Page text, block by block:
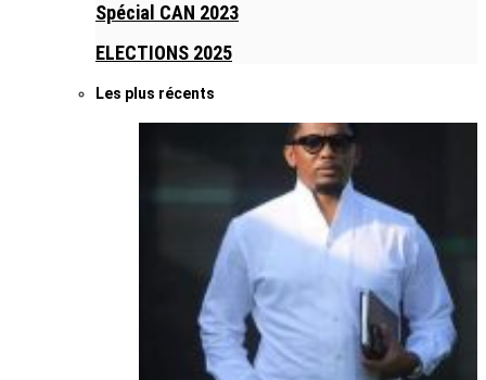
Spécial CAN 2023
ELECTIONS 2025
Les plus récents